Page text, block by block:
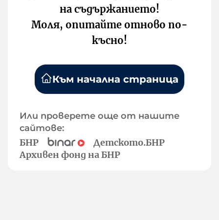
на съдържанието!
Моля, опитайте отново по-
късно!
Към начална страница
Или проверете още от нашите
сайтове:
БНР
Детското.БНР
Архивен фонд на БНР